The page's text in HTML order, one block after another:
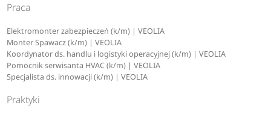
Praca
Elektromonter zabezpieczeń (k/m) | VEOLIA
Monter Spawacz (k/m) | VEOLIA
Koordynator ds. handlu i logistyki operacyjnej (k/m) | VEOLIA
Pomocnik serwisanta HVAC (k/m) | VEOLIA
Specjalista ds. innowacji (k/m) | VEOLIA
Praktyki